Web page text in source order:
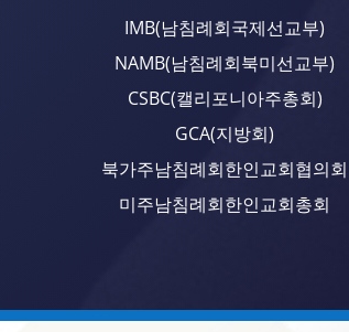
IMB(남침례회국제선교부)
NAMB(남침례회북미선교부)
CSBC(캘리포니아주총회)
GCA(지방회)
북가주남침례회한인교회협의회
미주남침례회한인교회총회